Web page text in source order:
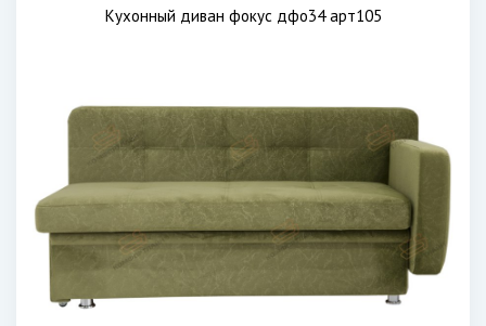
Кухонный диван фокус дфо34 арт105